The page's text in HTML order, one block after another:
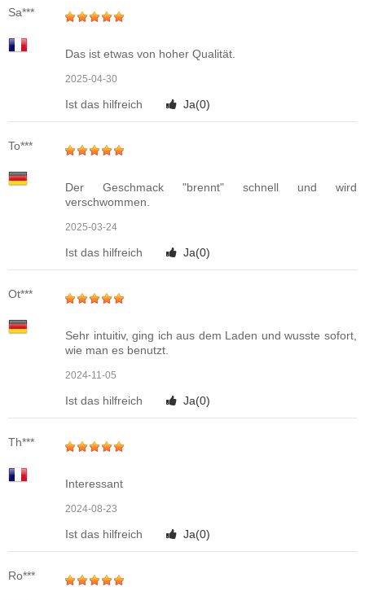
Sa***
Das ist etwas von hoher Qualität.
2025-04-30
Ist das hilfreich Ja(0)
To***
Der Geschmack "brennt" schnell und wird
verschwommen.
2025-03-24
Ist das hilfreich Ja(0)
Ot***
Sehr intuitiv, ging ich aus dem Laden und wusste sofort,
wie man es benutzt.
2024-11-05
Ist das hilfreich Ja(0)
Th***
Interessant
2024-08-23
Ist das hilfreich Ja(0)
Ro***